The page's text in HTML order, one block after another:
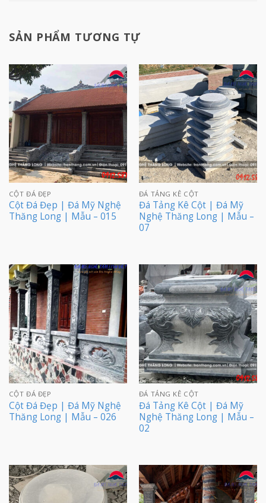
SẢN PHẨM TƯƠNG TỰ
CỘT ĐÁ ĐẸP
Cột Đá Đẹp | Đá Mỹ Nghệ
Thăng Long | Mẫu – 015
ĐÁ TẢNG KÊ CỘT
Đá Tảng Kê Cột | Đá Mỹ
Nghệ Thăng Long | Mẫu –
07
CỘT ĐÁ ĐẸP
Cột Đá Đẹp | Đá Mỹ Nghệ
Thăng Long | Mẫu – 026
ĐÁ TẢNG KÊ CỘT
Đá Tảng Kê Cột | Đá Mỹ
Nghệ Thăng Long | Mẫu –
02